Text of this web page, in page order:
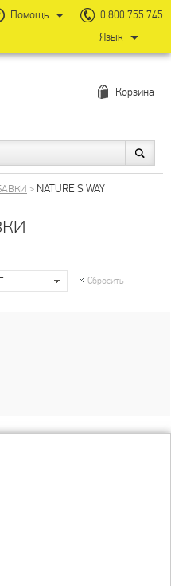
Корзина
> NATURE'S WAY
Сбросить
Помощь
0 800 755 745
Язык